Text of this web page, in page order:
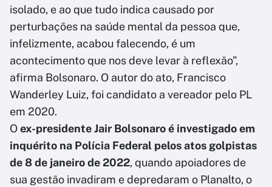
isolado, e ao que tudo indica causado por
perturbações na saúde mental da pessoa que,
infelizmente, acabou falecendo, é um
acontecimento que nos deve levar à reflexão”,
afirma Bolsonaro. O autor do ato, Francisco
Wanderley Luiz, foi candidato a vereador pelo PL
em 2020.
Oex-presidente Jair Bolsonaro é investigado em
inquérito na Polícia Federal pelos atos golpistas
de 8 de janeiro de 2022, quando apoiadores de
sua gestão invadiram e depredaram o Planalto, o